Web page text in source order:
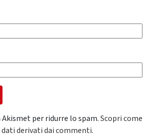
per ridurre lo spam.Scopri come
derivati dai commenti.